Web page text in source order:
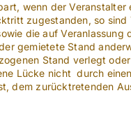
wenn der
zugestanden, so
die auf Veranlassung
gemietete Stand
Stand verlegt
Lücke nicht durch
dem zurücktretenden